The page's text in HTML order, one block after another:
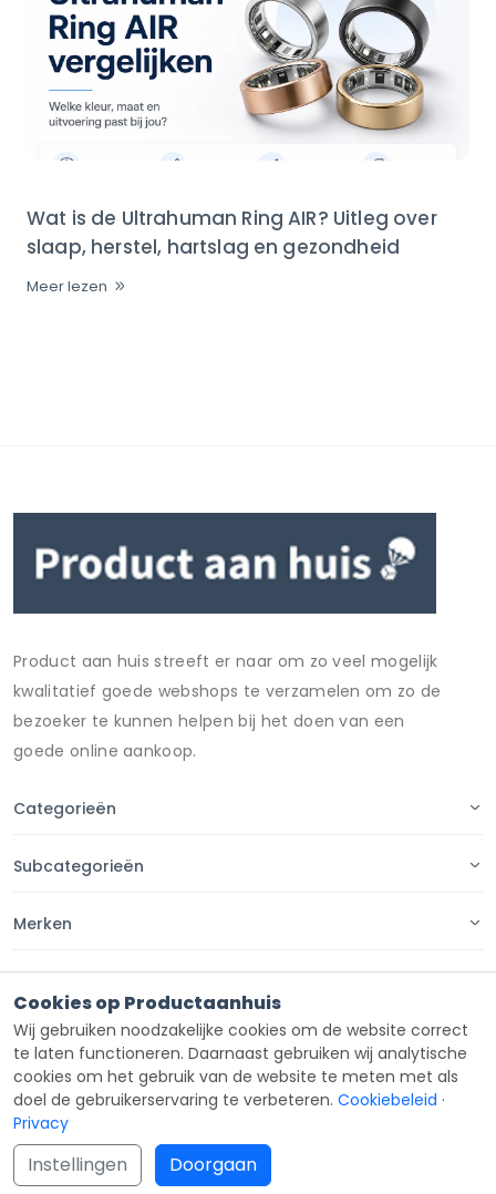
Wat is de Ultrahuman Ring AIR? Uitleg over
slaap, herstel, hartslag en gezondheid
Meer lezen
Product aan huis streeft er naar om zo veel mogelijk
kwalitatief goede webshops te verzamelen om zo de
bezoeker te kunnen helpen bij het doen van een
goede online aankoop.
Categorieën
Subcategorieën
Merken
Contact
Copyright © Productaanhuis
Cookies op Productaanhuis
Wij gebruiken noodzakelijke cookies om de website correct
te laten functioneren. Daarnaast gebruiken wij analytische
cookies om het gebruik van de website te meten met als
doel de gebruikerservaring te verbeteren. Cookiebeleid ·
Privacy
Instellingen Doorgaan